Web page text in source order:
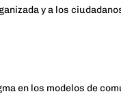
y a los
en los modelos de